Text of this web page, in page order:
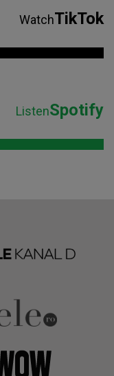
WatchTikTok
ListenSpotify